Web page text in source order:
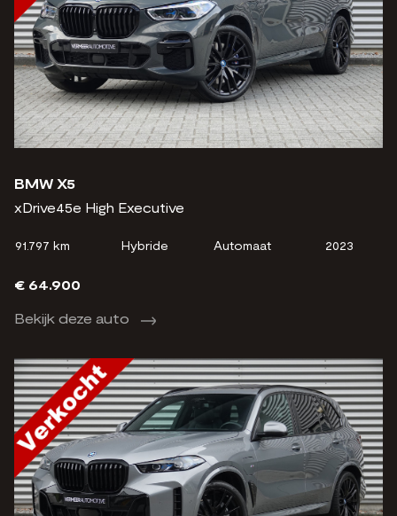
BMW X5
xDrive45e High Executive
91.797 km Hybride Automaat 2023
€ 64.900
Bekijk deze auto